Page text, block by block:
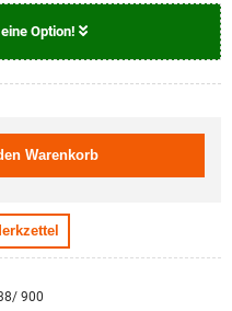
Option!
Warenkorb
900